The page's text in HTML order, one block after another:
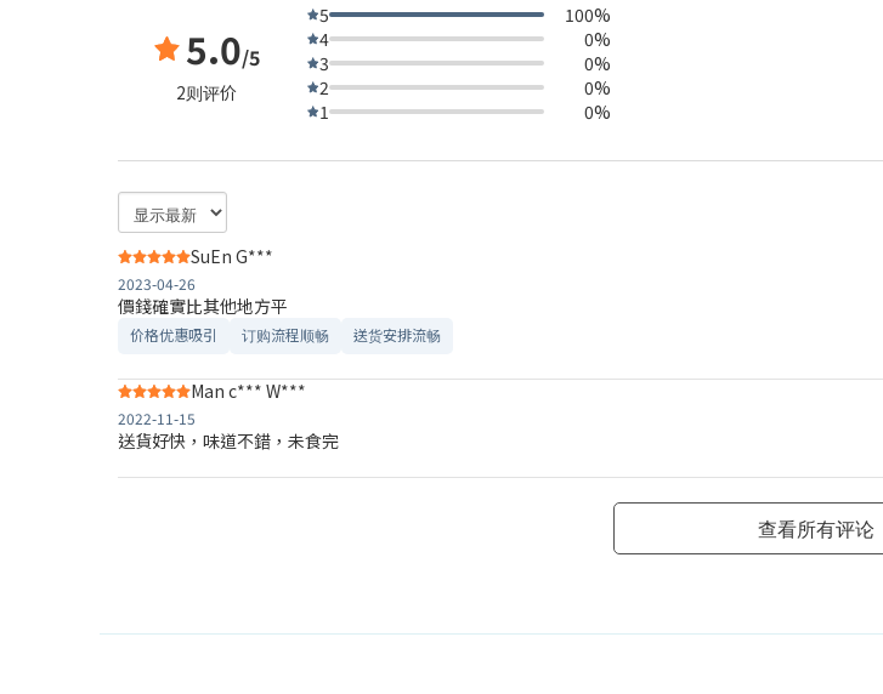
5.0/5
2则评价
5
100%
4
0%
3
0%
2
0%
1
0%
SuEn G***
2023-04-26
價錢確實比其他地方平
价格优惠吸引 订购流程顺畅 送货安排流畅
Man c*** W***
2022-11-15
送貨好快，味道不錯，未食完
查看所有评论